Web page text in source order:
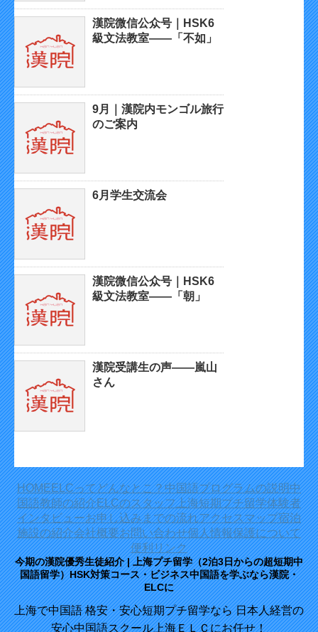
漢院微信公众号｜HSK6
級文法教室——「不如」
9月｜漢院内モンゴル旅行
のご案内
6月学生交流会
漢院微信公众号｜HSK6
級文法教室——「朝」
漢院受講生の声——嵐山
さん
HOMEELCってどんなとこ？中国語プログラムの説明中
国語教師の紹介ELCのスタッフ上海短期プチ留学体験者
インタビューお申し込みまでの流れアクセスマップ宿泊
施設の紹介会社概要お問い合わせ個人情報保護について
便利リンク
今期の漢院優秀生徒紹介 | 上海プチ留学（2泊3日からの超短期中
国語留学）HSK対策コース・ビジネス中国語を学ぶなら漢院・
ELCに
上海で中国語 格安・安心短期プチ留学なら 日本人経営の
安心中国語スクール上海ＥＬＣにお任せ！